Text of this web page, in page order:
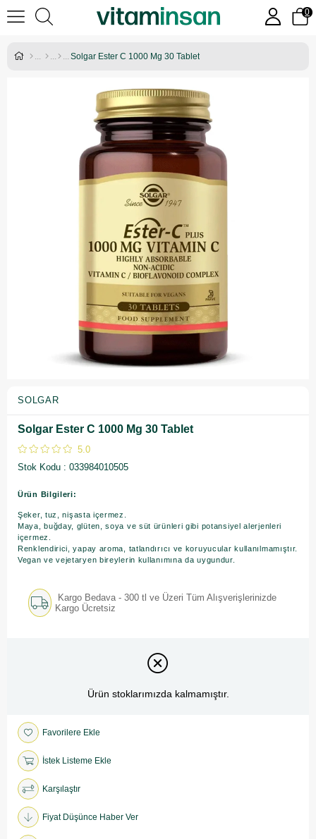
0
Solgar Ester C 1000 Mg 30 Tablet
SOLGAR
Solgar Ester C 1000 Mg 30 Tablet
5.0
Stok Kodu
033984010505
Ürün Bilgileri:
Şeker, tuz, nişasta içermez.
Maya, buğday, glüten, soya ve süt ürünleri gibi potansiyel alerjenleri
içermez.
Renklendirici, yapay aroma, tatlandırıcı ve koruyucular kullanılmamıştır.
Vegan ve vejetaryen bireylerin kullanımına da uygundur.
Kargo Bedava - 300 tl ve Üzeri Tüm Alışverişlerinizde
Kargo Ücretsiz
Ürün stoklarımızda kalmamıştır.
Favorilere Ekle
İstek Listeme Ekle
Karşılaştır
Fiyat Düşünce Haber Ver